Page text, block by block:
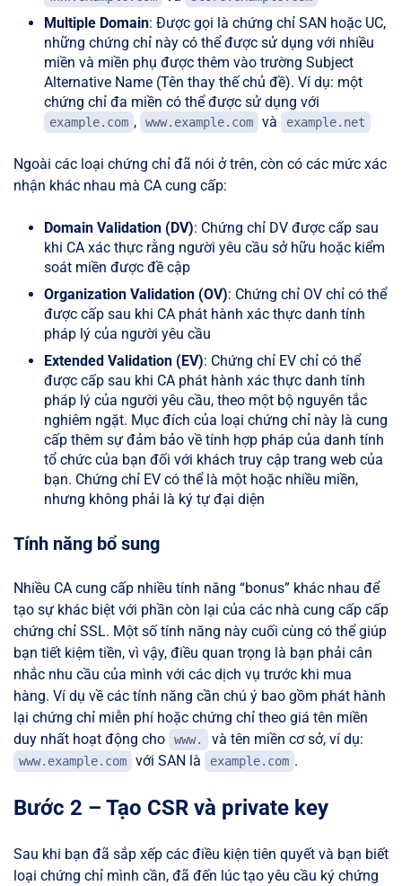
Multiple Domain: Được gọi là chứng chỉ SAN hoặc UC,
những chứng chỉ này có thể được sử dụng với nhiều
miền và miền phụ được thêm vào trường Subject
Alternative Name (Tên thay thế chủ đề). Ví dụ: một
chứng chỉ đa miền có thể được sử dụng với
example.com , www.example.com và example.net
Ngoài các loại chứng chỉ đã nói ở trên, còn có các mức xác
nhận khác nhau mà CA cung cấp:
Domain Validation (DV): Chứng chỉ DV được cấp sau
khi CA xác thực rằng người yêu cầu sở hữu hoặc kiểm
soát miền được đề cập
Organization Validation (OV): Chứng chỉ OV chỉ có thể
được cấp sau khi CA phát hành xác thực danh tính
pháp lý của người yêu cầu
Extended Validation (EV): Chứng chỉ EV chỉ có thể
được cấp sau khi CA phát hành xác thực danh tính
pháp lý của người yêu cầu, theo một bộ nguyên tắc
nghiêm ngặt. Mục đích của loại chứng chỉ này là cung
cấp thêm sự đảm bảo về tính hợp pháp của danh tính
tổ chức của bạn đối với khách truy cập trang web của
bạn. Chứng chỉ EV có thể là một hoặc nhiều miền,
nhưng không phải là ký tự đại diện
Tính năng bổ sung
Nhiều CA cung cấp nhiều tính năng “bonus” khác nhau để
tạo sự khác biệt với phần còn lại của các nhà cung cấp cấp
chứng chỉ SSL. Một số tính năng này cuối cùng có thể giúp
bạn tiết kiệm tiền, vì vậy, điều quan trọng là bạn phải cân
nhắc nhu cầu của mình với các dịch vụ trước khi mua
hàng. Ví dụ về các tính năng cần chú ý bao gồm phát hành
lại chứng chỉ miễn phí hoặc chứng chỉ theo giá tên miền
duy nhất hoạt động cho
www. và tên miền cơ sở, ví dụ:
www.example.com với SAN là example.com .
Bước 2 – Tạo CSR và private key
Sau khi bạn đã sắp xếp các điều kiện tiên quyết và bạn biết
loại chứng chỉ mình cần, đã đến lúc tạo yêu cầu ký chứng